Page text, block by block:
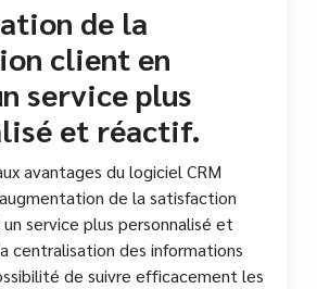
de la
client en
service plus
et réactif.
avantages du logiciel CRM
de la satisfaction
service plus personnalisé et
centralisation des informations
de suivre efficacement les